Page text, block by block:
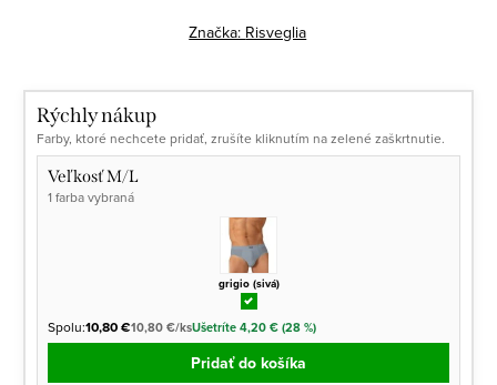
Značka: Risveglia
Rýchly nákup
Farby, ktoré nechcete pridať, zrušíte kliknutím na zelené zaškrtnutie.
Veľkosť M/L
1 farba vybraná
grigio (sivá)
Spolu:10,80 €10,80 €/ksUšetríte 4,20 € (28 %)
Pridať do košíka